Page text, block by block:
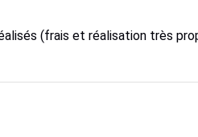
(frais et réalisation très